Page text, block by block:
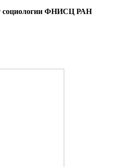
социологии ФНИСЦ РАН